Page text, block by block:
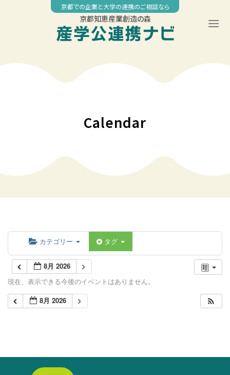
京都での企業と大学の連携のご相談なら
京都知恵産業創造の森
Calendar
カテゴリー タグ
8月 2026
現在、表示できる今後のイベントはありません。
8月 2026